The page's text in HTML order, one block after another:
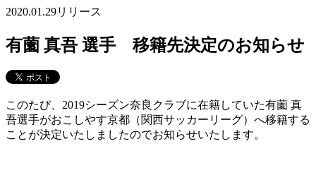
2020.01.29リリース
有薗 真吾 選手 移籍先決定のお知らせ
このたび、2019シーズン奈良クラブに在籍していた有薗 真
吾選手がおこしやす京都（関西サッカーリーグ）へ移籍する
ことが決定いたしましたのでお知らせいたします。